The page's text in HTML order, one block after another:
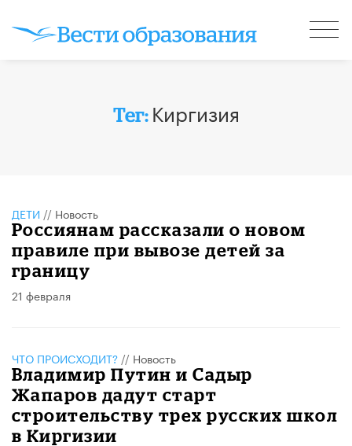
Тег: Киргизия
ДЕТИ // Новость
Россиянам рассказали о новом
правиле при вывозе детей за
границу
21 февраля
ЧТО ПРОИСХОДИТ? // Новость
Владимир Путин и Садыр
Жапаров дадут старт
строительству трех русских школ
в Киргизии